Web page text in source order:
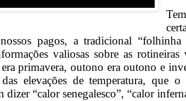
pagos, a tradicional
valiosas sobre as rotineiras
primavera, outono era outono e
elevações de temperatura, que
dizer “calor senegalesco”, “calor